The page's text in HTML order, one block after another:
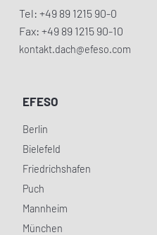
Tel: +49 89 1215 90-0
Fax: +49 89 1215 90-10
kontakt.dach@efeso.com
EFESO
Berlin
Bielefeld
Friedrichshafen
Puch
Mannheim
München